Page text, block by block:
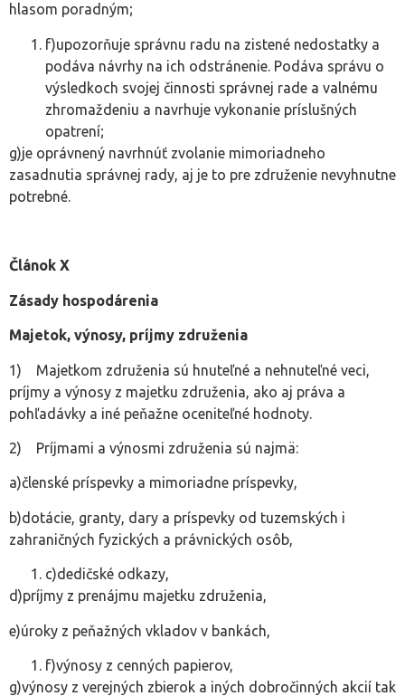
hlasom poradným;
f)upozorňuje správnu radu na zistené nedostatky a
podáva návrhy na ich odstránenie. Podáva správu o
výsledkoch svojej činnosti správnej rade a valnému
zhromaždeniu a navrhuje vykonanie príslušných
opatrení;
g)je oprávnený navrhnúť zvolanie mimoriadneho
zasadnutia správnej rady, aj je to pre združenie nevyhnutne
potrebné.
Článok X
Zásady hospodárenia
Majetok, výnosy, príjmy združenia
1) Majetkom združenia sú hnuteľné a nehnuteľné veci,
príjmy a výnosy z majetku združenia, ako aj práva a
pohľadávky a iné peňažne oceniteľné hodnoty.
2) Príjmami a výnosmi združenia sú najmä:
a)členské príspevky a mimoriadne príspevky,
b)dotácie, granty, dary a príspevky od tuzemských i
zahraničných fyzických a právnických osôb,
c)dedičské odkazy,
d)príjmy z prenájmu majetku združenia,
e)úroky z peňažných vkladov v bankách,
f)výnosy z cenných papierov,
g)výnosy z verejných zbierok a iných dobročinných akcií tak